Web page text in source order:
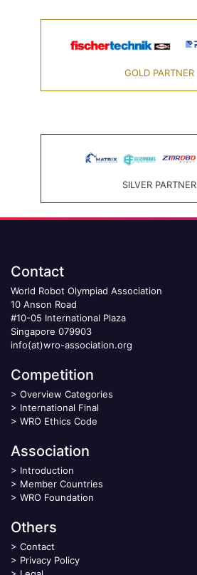
GOLD PARTNER
SILVER PARTNER
Contact
World Robot Olympiad Association
10 Anson Road
#10-05 International Plaza
Singapore 079903
info(at)wro-association.org
Competition
> Overview Categories
> International Final
> WRO Ethics Code
Association
> Introduction
> Member Countries
> WRO Foundation
Others
> Contact
> Privacy Policy